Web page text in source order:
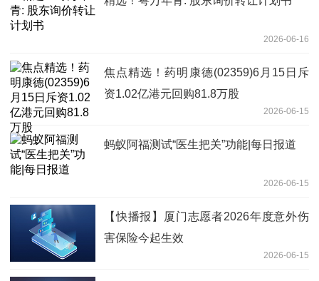
2026-06-16
焦点精选！药明康德(02359)6月15日斥
资1.02亿港元回购81.8万股
2026-06-15
蚂蚁阿福测试“医生把关”功能|每日报道
2026-06-15
【快播报】厦门志愿者2026年度意外伤
害保险今起生效
2026-06-15